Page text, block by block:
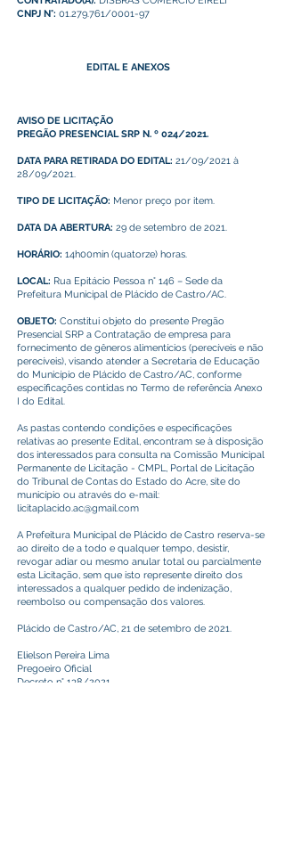
CNPJ N°: 01.279.761/0001-97
EDITAL E ANEXOS
AVISO DE LICITAÇÃO
PREGÃO PRESENCIAL SRP N. º 024/2021.
DATA PARA RETIRADA DO EDITAL: 21/09/2021 à
28/09/2021.
TIPO DE LICITAÇÃO: Menor preço por item.
DATA DA ABERTURA: 29 de setembro de 2021.
HORÁRIO: 14h00min (quatorze) horas.
LOCAL: Rua Epitácio Pessoa n° 146 – Sede da
Prefeitura Municipal de Plácido de Castro/AC.
OBJETO: Constitui objeto do presente Pregão
Presencial SRP a Contratação de empresa para
fornecimento de gêneros alimentícios (perecíveis e não
perecíveis), visando atender a Secretaria de Educação
do Município de Plácido de Castro/AC, conforme
especificações contidas no Termo de referência Anexo
I do Edital.
As pastas contendo condições e especificações
relativas ao presente Edital, encontram se à disposição
dos interessados para consulta na Comissão Municipal
Permanente de Licitação - CMPL, Portal de Licitação
do Tribunal de Contas do Estado do Acre, site do
município ou através do e-mail:
licitaplacido.ac@gmail.com
A Prefeitura Municipal de Plácido de Castro reserva-se
ao direito de a todo e qualquer tempo, desistir,
revogar adiar ou mesmo anular total ou parcialmente
esta Licitação, sem que isto represente direito dos
interessados a qualquer pedido de indenização,
reembolso ou compensação dos valores.
Plácido de Castro/AC, 21 de setembro de 2021.
Elielson Pereira Lima
Pregoeiro Oficial
Decreto n° 138/2021